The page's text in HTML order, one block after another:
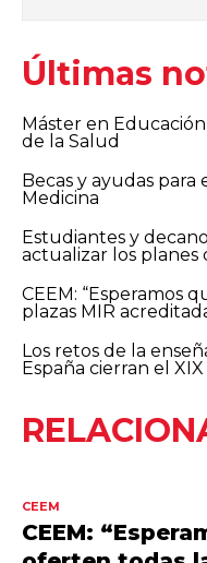
Últimas
Máster en
de la Salud
Becas y ayudas
Medicina
Estudiantes y
actualizar los planes
CEEM: “Esperamos
plazas MIR
Los retos de la
España cierran el
CEEM
CEEM: